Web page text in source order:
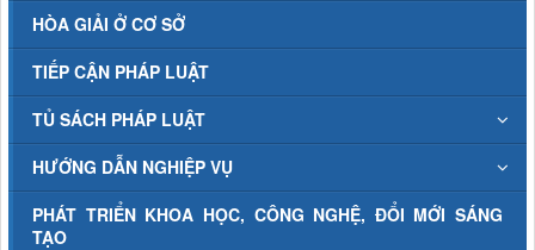
HÒA GIẢI Ở CƠ SỞ
TIẾP CẬN PHÁP LUẬT
TỦ SÁCH PHÁP LUẬT
HƯỚNG DẪN NGHIỆP VỤ
PHÁT TRIỂN KHOA HỌC, CÔNG NGHỆ, ĐỔI MỚI SÁNG
TẠO